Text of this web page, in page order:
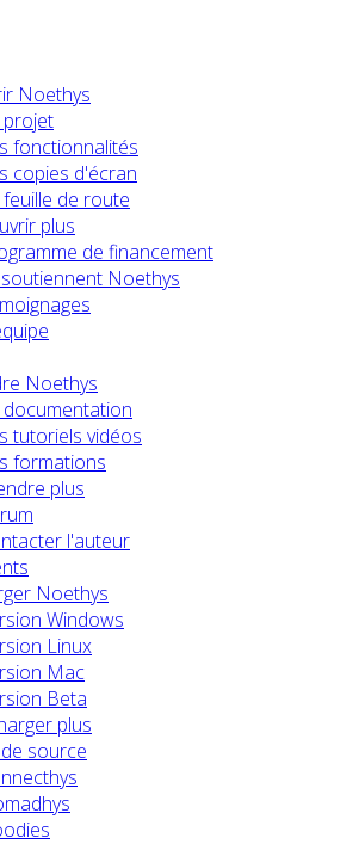
Noethys
projet
fonctionnalités
copies d'écran
feuille de route
plus
de financement
Noethys
Noethys
documentation
tutoriels vidéos
formations
plus
l'auteur
Noethys
Windows
Linux
Mac
Beta
plus
source